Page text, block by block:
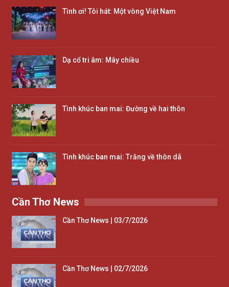
Tình ơi! Tôi hát: Một vòng Việt Nam
Dạ cổ tri âm: Mây chiều
Tình khúc ban mai: Đường về hai thôn
Tình khúc ban mai: Trăng về thôn dã
Cần Thơ News
Cần Thơ News | 03/7/2026
Cần Thơ News | 02/7/2026